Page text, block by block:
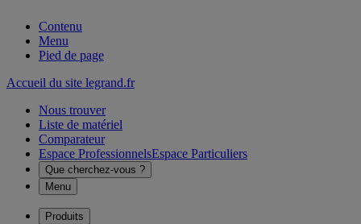
Contenu
Menu
Pied de page
Accueil du site legrand.fr
Nous trouver
Liste de matériel
Comparateur
Espace ProfessionnelsEspace Particuliers
Que cherchez-vous ?
Menu
Produits